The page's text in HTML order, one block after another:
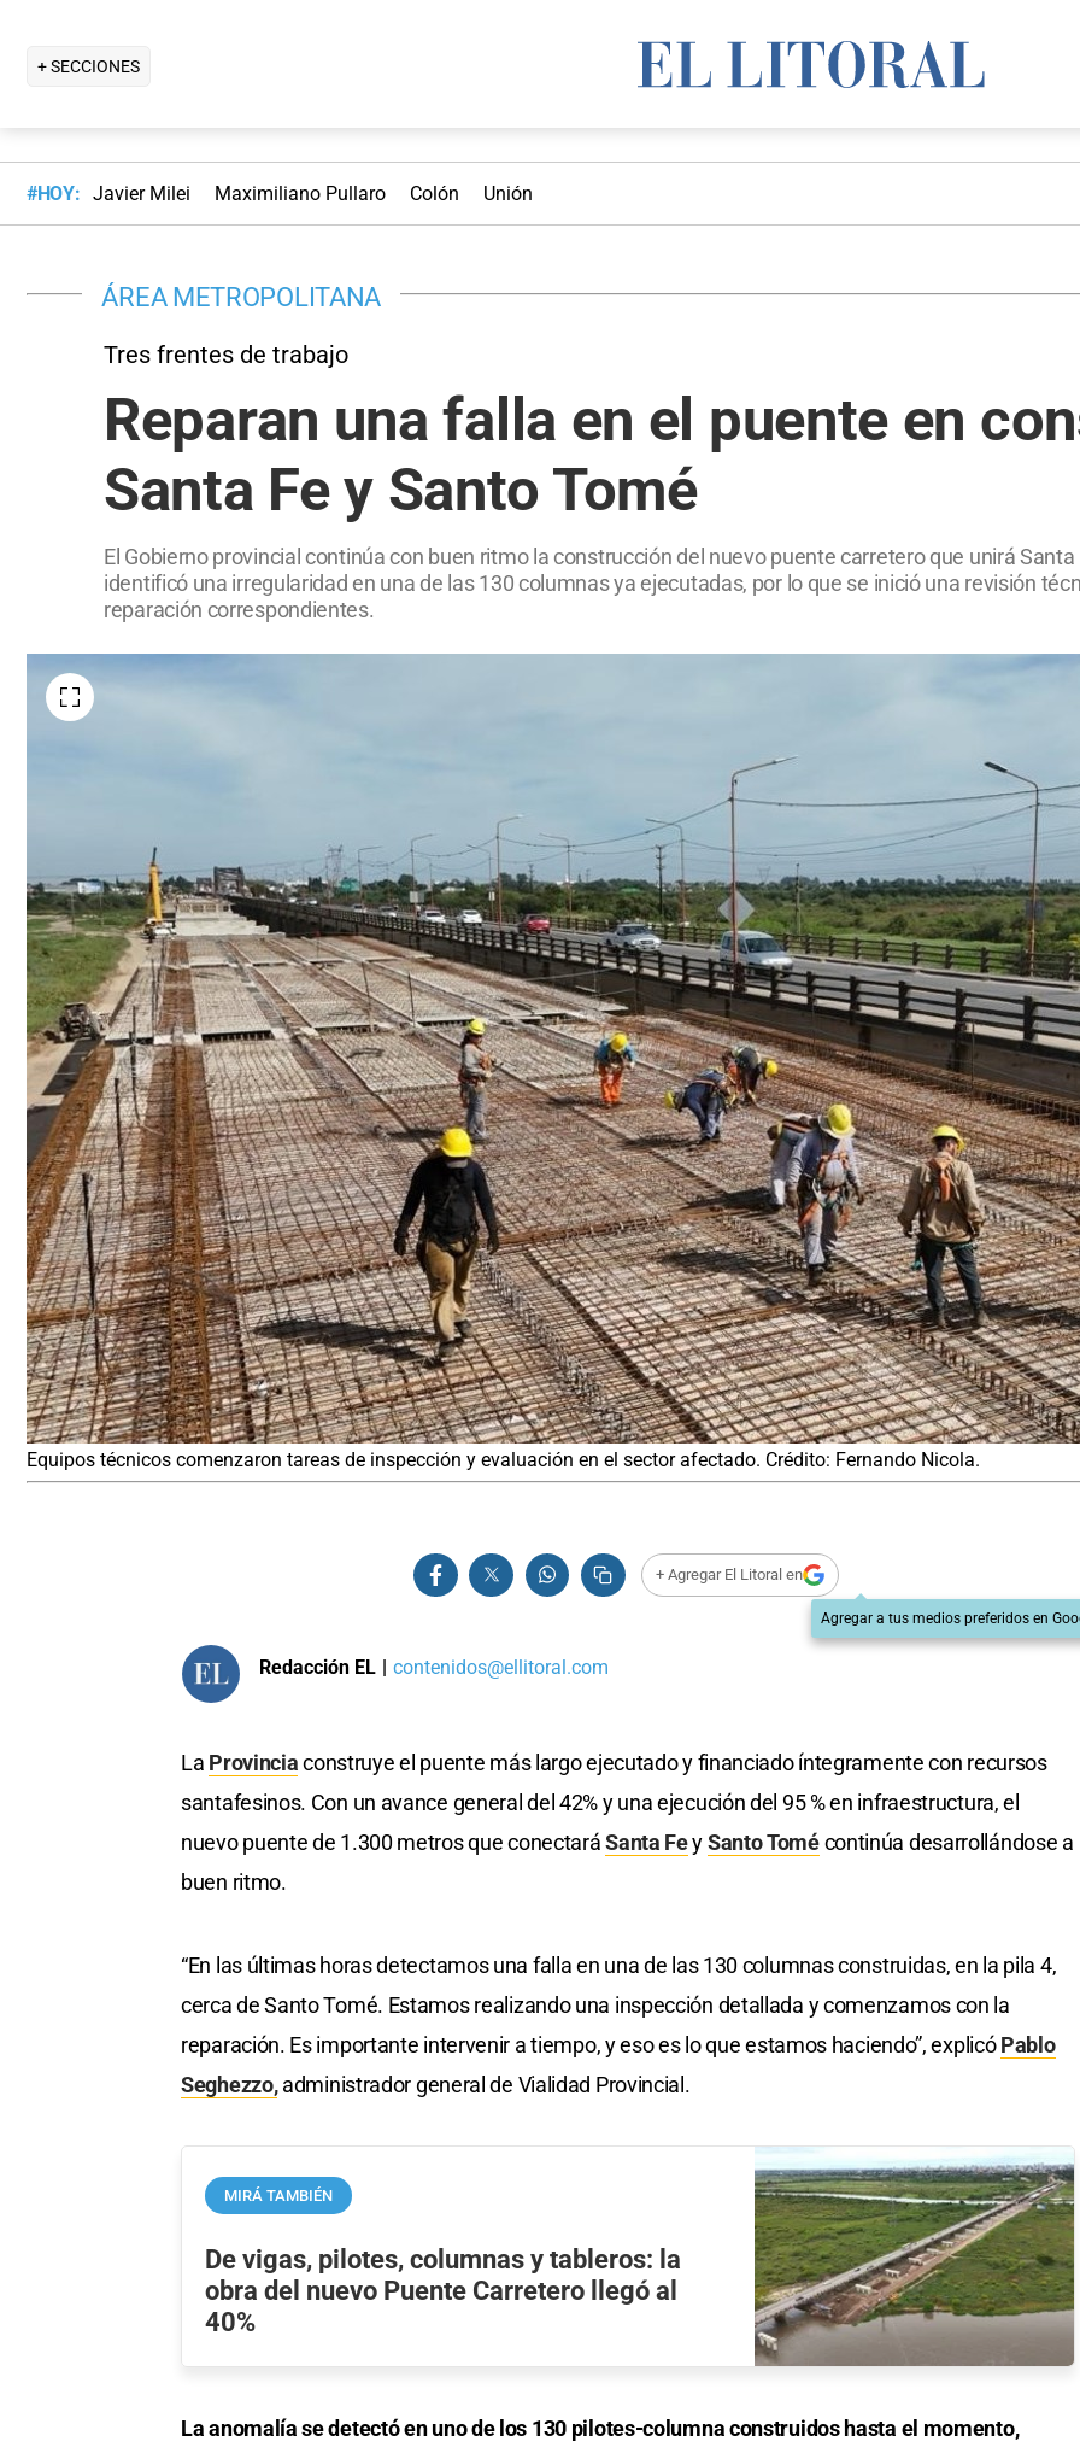
+ SECCIONES
#HOY: Javier Milei Maximiliano Pullaro Colón Unión
ÁREA METROPOLITANA
Tres frentes de trabajo
Reparan una falla en el puente en
Santa Fe y Santo Tomé
El Gobierno provincial continúa con buen ritmo la construcción del nuevo puente carretero que unirá
identificó una irregularidad en una de las 130 columnas ya ejecutadas, por lo que se inició una revisión
reparación correspondientes.
Equipos técnicos comenzaron tareas de inspección y evaluación en el sector afectado. Crédito: Fernando Nicola.
+ Agregar El Litoral en
Agregar a tus medios preferidos en
Redacción EL | contenidos@ellitoral.com
La Provinciaconstruye el puente más largo ejecutado y financiado íntegramente con recursos
santafesinos. Con un avance general del 42% y una ejecución del 95 % en infraestructura, el
nuevo puente de 1.300 metros que conectaráSanta FeySanto Tomécontinúa desarrollándose a
buen ritmo.
“En las últimas horas detectamos una falla en una de las 130 columnas construidas, en la pila 4,
cerca de Santo Tomé. Estamos realizando una inspección detallada y comenzamos con la
reparación. Es importante intervenir a tiempo, y eso es lo que estamos haciendo”, explicóPablo
Seghezzo,administrador general de Vialidad Provincial.
MIRÁ TAMBIÉN
De vigas, pilotes, columnas y tableros: la
obra del nuevo Puente Carretero llegó al
40%
La anomalía se detectó en uno de los 130 pilotes-columna construidos hasta el momento,